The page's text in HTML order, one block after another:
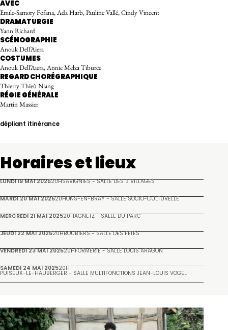
AVEC
Emile-Samory Fofana, Ada Harb, Pauline Vallé, Cindy Vincent
DRAMATURGIE
Yann Richard
SCÉNOGRAPHIE
Anouk Dell’Aiera
COSTUMES
Anouk Dell’Aiera, Annie Melza Tiburce
REGARD CHORÉGRAPHIQUE
Thierry Thieû Niang
RÉGIE GÉNÉRALE
Martin Massier
dépliant itinérance
Horaires et lieux
LUNDI 19 MAI 202520HSAVIGNIES - SALLE DES 3 VILLAGES
MARDI 20 MAI 202520HONS-EN-BRAY - SALLE SOCIO-CULTURELLE
MERCREDI 21 MAI 202520HAGNETZ - SALLE DU PARC
JEUDI 22 MAI 202520HBOUBIERS - SALLE DES FÊTES
VENDREDI 23 MAI 202520HFORMERIE - SALLE LOUIS ARAGON
SAMEDI 24 MAI 202520H
PUISEUX-LE-HAUBERGER - SALLE MULTIFONCTIONS JEAN-LOUIS VOGEL
Galerie